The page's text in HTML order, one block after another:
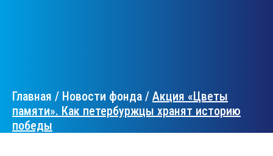
Главная / Новости фонда / Акция «Цветы
памяти». Как петербуржцы хранят историю
победы